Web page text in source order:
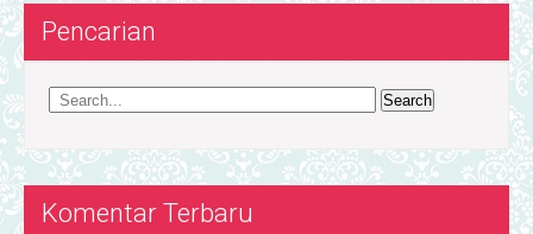
Pencarian
Komentar Terbaru